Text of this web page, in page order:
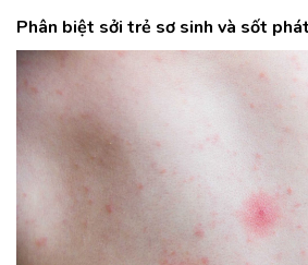
Phân biệt sởi trẻ sơ sinh và sốt